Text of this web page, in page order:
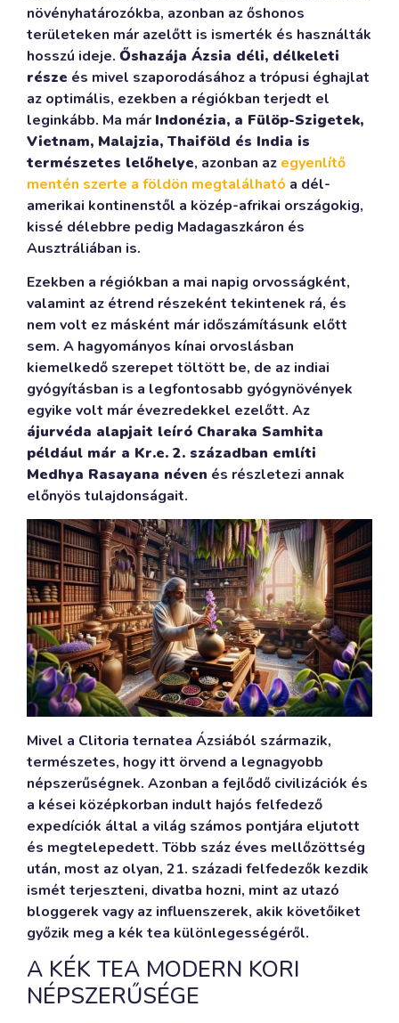
növényhatározókba, azonban az őshonos
területeken már azelőtt is ismerték és használták
hosszú ideje. Őshazája Ázsia déli, délkeleti
része és mivel szaporodásához a trópusi éghajlat
az optimális, ezekben a régiókban terjedt el
leginkább. Ma már Indonézia, a Fülöp-Szigetek,
Vietnam, Malajzia, Thaiföld és India is
természetes lelőhelye, azonban az egyenlítő
mentén szerte a földön megtalálható a dél-
amerikai kontinenstől a közép-afrikai országokig,
kissé délebbre pedig Madagaszkáron és
Ausztráliában is.
Ezekben a régiókban a mai napig orvosságként,
valamint az étrend részeként tekintenek rá, és
nem volt ez másként már időszámításunk előtt
sem. A hagyományos kínai orvoslásban
kiemelkedő szerepet töltött be, de az indiai
gyógyításban is a legfontosabb gyógynövények
egyike volt már évezredekkel ezelőtt. Az
ájurvéda alapjait leíró Charaka Samhita
például már a Kr.e. 2. században említi
Medhya Rasayana néven és részletezi annak
előnyös tulajdonságait.
Mivel a Clitoria ternatea Ázsiából származik,
természetes, hogy itt örvend a legnagyobb
népszerűségnek. Azonban a fejlődő civilizációk és
a kései középkorban indult hajós felfedező
expedíciók által a világ számos pontjára eljutott
és megtelepedett. Több száz éves mellőzöttség
után, most az olyan, 21. századi felfedezők kezdik
ismét terjeszteni, divatba hozni, mint az utazó
bloggerek vagy az influenszerek, akik követőiket
győzik meg a kék tea különlegességéről.
A KÉK TEA MODERN KORI
NÉPSZERŰSÉGE